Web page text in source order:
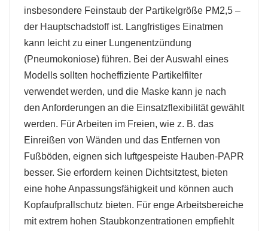
insbesondere Feinstaub der Partikelgröße PM2,5 –
der Hauptschadstoff ist. Langfristiges Einatmen
kann leicht zu einer Lungenentzündung
(Pneumokoniose) führen. Bei der Auswahl eines
Modells sollten hocheffiziente Partikelfilter
verwendet werden, und die Maske kann je nach
den Anforderungen an die Einsatzflexibilität gewählt
werden. Für Arbeiten im Freien, wie z. B. das
Einreißen von Wänden und das Entfernen von
Fußböden, eignen sich luftgespeiste Hauben-PAPR
besser. Sie erfordern keinen Dichtsitztest, bieten
eine hohe Anpassungsfähigkeit und können auch
Kopfaufprallschutz bieten. Für enge Arbeitsbereiche
mit extrem hohen Staubkonzentrationen empfiehlt